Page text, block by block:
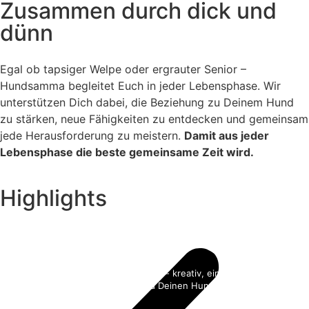
Zusammen durch dick und
dünn
Egal ob tapsiger Welpe oder ergrauter Senior –
Hundsamma begleitet Euch in jeder Lebensphase. Wir
unterstützen Dich dabei, die Beziehung zu Deinem Hund
zu stärken, neue Fähigkeiten zu entdecken und gemeinsam
jede Herausforderung zu meistern. Damit aus jeder
Lebensphase die beste gemeinsame Zeit wird.
Highlights
Jedes Monat ein anderes Thema - kreativ, einzigartig und ein
echtes Abenteuer für Dich und Deinen Hund